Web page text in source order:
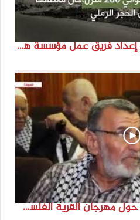
فيلم السميرية بلدتي.. من إعداد فريق عمل مؤسسة هوية
تقرير موقع بوابة اللاجئين حول مهرجان القرية الفلسطينية ( السميرية بلدتي)